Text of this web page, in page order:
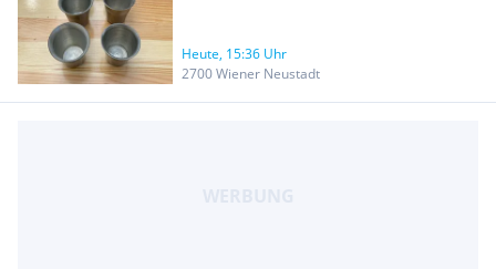
Heute, 15:36 Uhr
2700 Wiener Neustadt